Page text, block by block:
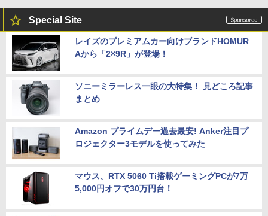
Special Site
レイズのプレミアムカー向けブランドHOMUR
Aから「2×9R」が登場！
ソニーミラーレス一眼の大特集！ 見どころ記事
まとめ
Amazon プライムデー過去最安! Anker注目プ
ロジェクター3モデルを使ってみた
マウス、RTX 5060 Ti搭載ゲーミングPCが7万
5,000円オフで30万円台！